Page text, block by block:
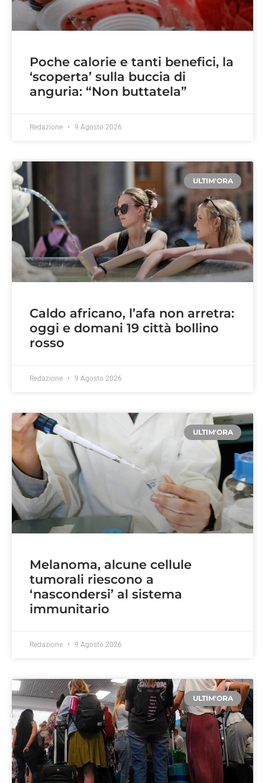
Poche calorie e tanti benefici, la
‘scoperta’ sulla buccia di
anguria: “Non buttatela”
Redazione 9 Agosto 2026
ULTIM'ORA
Caldo africano, l’afa non arretra:
oggi e domani 19 città bollino
rosso
Redazione 9 Agosto 2026
ULTIM'ORA
Melanoma, alcune cellule
tumorali riescono a
‘nascondersi’ al sistema
immunitario
Redazione 9 Agosto 2026
ULTIM'ORA